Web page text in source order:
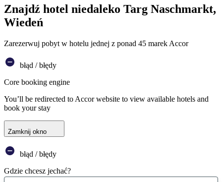
Znajdź hotel niedaleko Targ Naschmarkt,
Wiedeń
Zarezerwuj pobyt w hotelu jednej z ponad 45 marek Accor
błąd / błędy
Core booking engine
You’ll be redirected to Accor website to view available hotels and
book your stay
Zamknij okno
błąd / błędy
Gdzie chcesz jechać?